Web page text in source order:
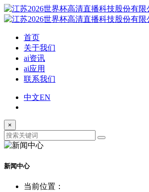
首页
关于我们
ai资讯
ai应用
联系我们
中文EN
×
新闻中心
当前位置：